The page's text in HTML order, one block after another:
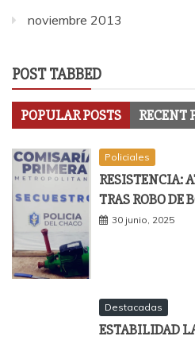
noviembre 2013
POST TABBED
POPULAR POSTS RECENT
Policiales
RESISTENCIA:
TRAS ROBO DE
30 junio, 2025
Destacadas
ESTABILIDAD